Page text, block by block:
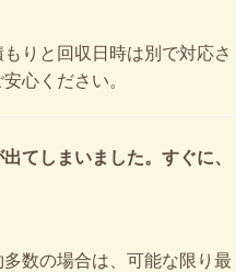
もりと回収日時は別で対応さ
心ください。
てしまいました。すぐに、
多数の場合は、可能な限り最